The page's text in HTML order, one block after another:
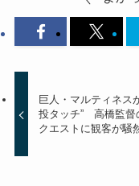
巨人・マルティネス
投タッチ” 高橋監督
クエストに観客が騒